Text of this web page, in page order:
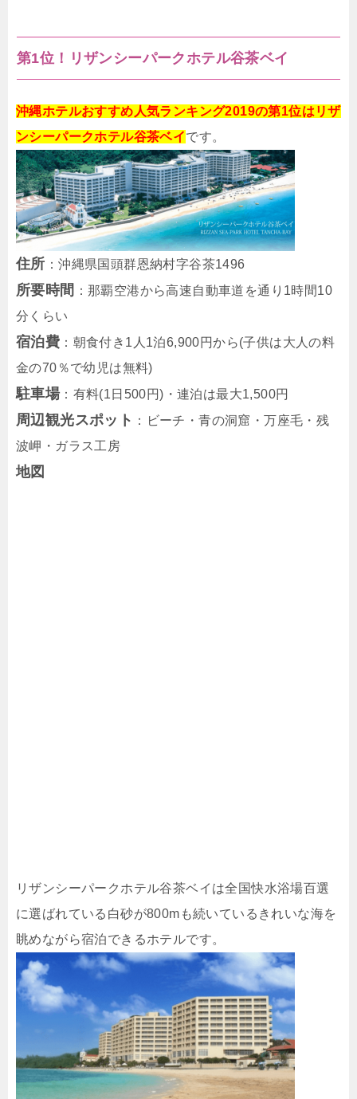
第1位！リザンシーパークホテル谷茶ベイ
沖縄ホテルおすすめ人気ランキング2019の第1位はリザ
ンシーパークホテル谷茶ベイです。
住所 ：沖縄県国頭群恩納村字谷茶1496
所要時間 ：那覇空港から高速自動車道を通り1時間10
分くらい
宿泊費 ：朝食付き1人1泊6,900円から(子供は大人の料
金の70％で幼児は無料)
駐車場：有料(1日500円)・連泊は最大1,500円
周辺観光スポット ：ビーチ・青の洞窟・万座毛・残
波岬・ガラス工房
地図
リザンシーパークホテル谷茶ベイは全国快水浴場百選
に選ばれている白砂が800mも続いているきれいな海を
眺めながら宿泊できるホテルです。